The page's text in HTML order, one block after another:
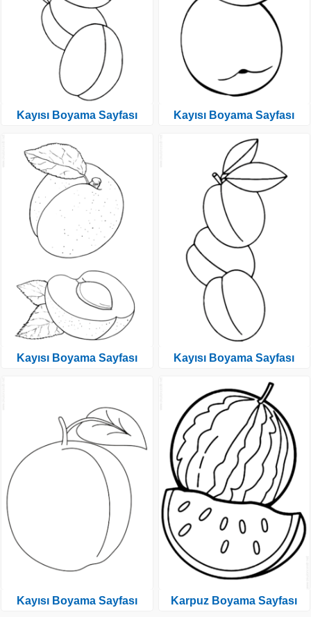
Kayısı Boyama Sayfası
Kayısı Boyama Sayfası
Kayısı Boyama Sayfası
Kayısı Boyama Sayfası
Kayısı Boyama Sayfası
Karpuz Boyama Sayfası